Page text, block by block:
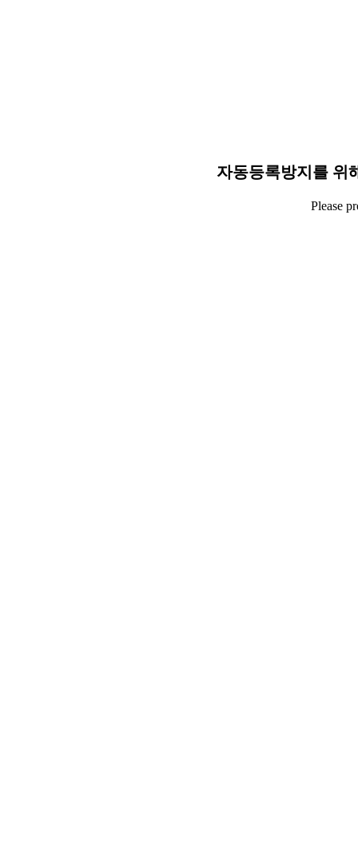
자동등록방지를 위
Please